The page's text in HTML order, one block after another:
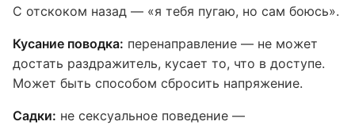
С отскоком назад — «я тебя пугаю, но сам боюсь».
Кусание поводка: перенаправление — не может
достать раздражитель, кусает то, что в доступе.
Может быть способом сбросить напряжение.
Садки: не сексуальное поведение —